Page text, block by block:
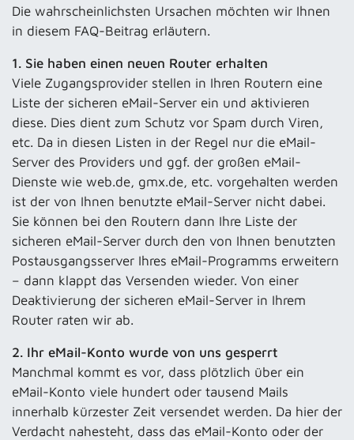
Die wahrscheinlichsten Ursachen möchten wir Ihnen
in diesem FAQ-Beitrag erläutern.
1. Sie haben einen neuen Router erhalten
Viele Zugangsprovider stellen in Ihren Routern eine
Liste der sicheren eMail-Server ein und aktivieren
diese. Dies dient zum Schutz vor Spam durch Viren,
etc. Da in diesen Listen in der Regel nur die eMail-
Server des Providers und ggf. der großen eMail-
Dienste wie web.de, gmx.de, etc. vorgehalten werden
ist der von Ihnen benutzte eMail-Server nicht dabei.
Sie können bei den Routern dann Ihre Liste der
sicheren eMail-Server durch den von Ihnen benutzten
Postausgangsserver Ihres eMail-Programms erweitern
– dann klappt das Versenden wieder. Von einer
Deaktivierung der sicheren eMail-Server in Ihrem
Router raten wir ab.
2. Ihr eMail-Konto wurde von uns gesperrt
Manchmal kommt es vor, dass plötzlich über ein
eMail-Konto viele hundert oder tausend Mails
innerhalb kürzester Zeit versendet werden. Da hier der
Verdacht nahesteht, dass das eMail-Konto oder der